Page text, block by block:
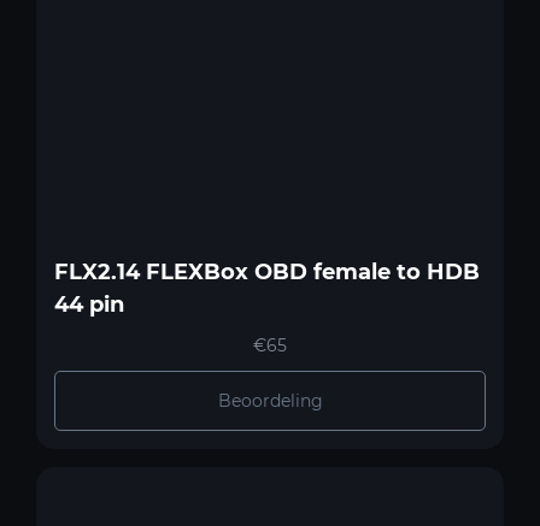
FLX2.14 FLEXBox OBD female to HDB
44 pin
€65
Beoordeling